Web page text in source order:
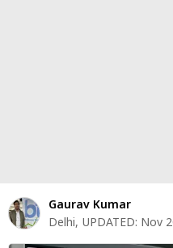
शेयर
बाज़ार
Gaurav Kumar
Delhi, UPDATED: Nov